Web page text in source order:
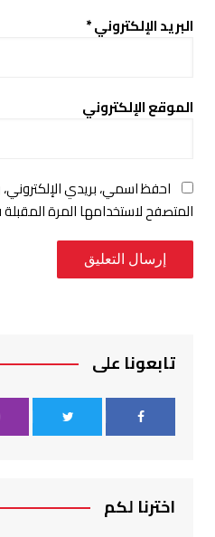
البريد الإلكتروني*
الموقع الإلكتروني
احفظ اسمي، بريدي
المتصفح لاستخدامها المرة
تابعونا على
اخترنا لكم